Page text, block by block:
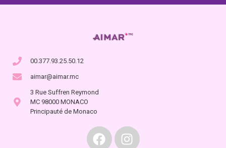
00.377.93.25.50.12
aimar@aimar.mc
3 Rue Suffren Reymond
MC 98000 MONACO
Principauté de Monaco